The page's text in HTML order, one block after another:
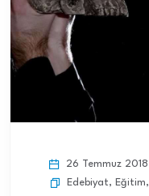
26 Temmuz 2018
Edebiyat, Eğitim,